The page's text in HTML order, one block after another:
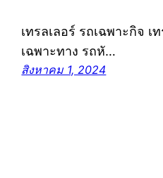
เทรลเลอร์ รถเฉพาะกิจ เ
เฉพาะทาง รถหั…
สิงหาคม 1, 2024